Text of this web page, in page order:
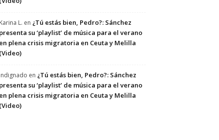
L. en ¿Tú estás bien, Pedro?: Sánchez
su ‘playlist’ de música para el verano
plena crisis migratoria en Ceuta y Melilla
en ¿Tú estás bien, Pedro?: Sánchez
su ‘playlist’ de música para el verano
plena crisis migratoria en Ceuta y Melilla